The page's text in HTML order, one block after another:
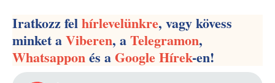
Iratkozz felhírlevelünkre, vagy kövess
minket aViberen, aTelegramon,
Whatsapponés aGoogle Hírek-en!